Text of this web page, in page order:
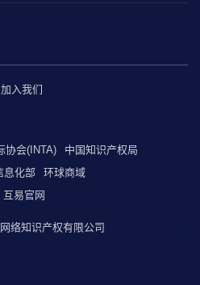
加入我们
协会(INTA)
中国知识产权局
息化部
环球商域
互易官网
络知识产权有限公司